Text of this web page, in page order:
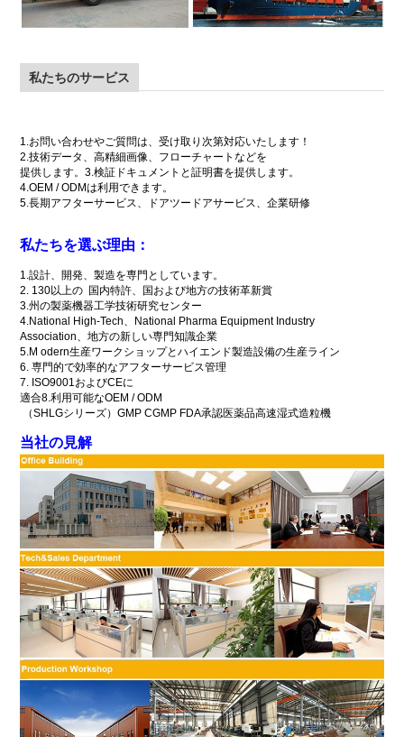
私たちのサービス
1.お問い合わせやご質問は、受け取り次第対応いたします！
2.技術データ、高精細画像、フローチャートなどを
提供します。3.検証ドキュメントと証明書を提供します。
4.OEM / ODMは利用できます。
5.長期アフターサービス、ドアツードアサービス、企業研修
私たちを選ぶ理由：
1.設計、開発、製造を専門としています。
2. 130以上の 国内特許、国および地方の技術革新賞
3.州の製薬機器工学技術研究センター
4.National High-Tech、
National Pharma Equipment Industry
Association、地方の新しい専門知識企業
5.Modern生産ワークショップとハイエンド製造設備の生産ライン
6.専門的で効率的なアフターサービス管理
7. ISO9001およびCEに
適合8.利用可能なOEM / ODM
（SHLGシリーズ）GMP CGMP FDA承認医薬品高速湿式造粒機
当社の見解